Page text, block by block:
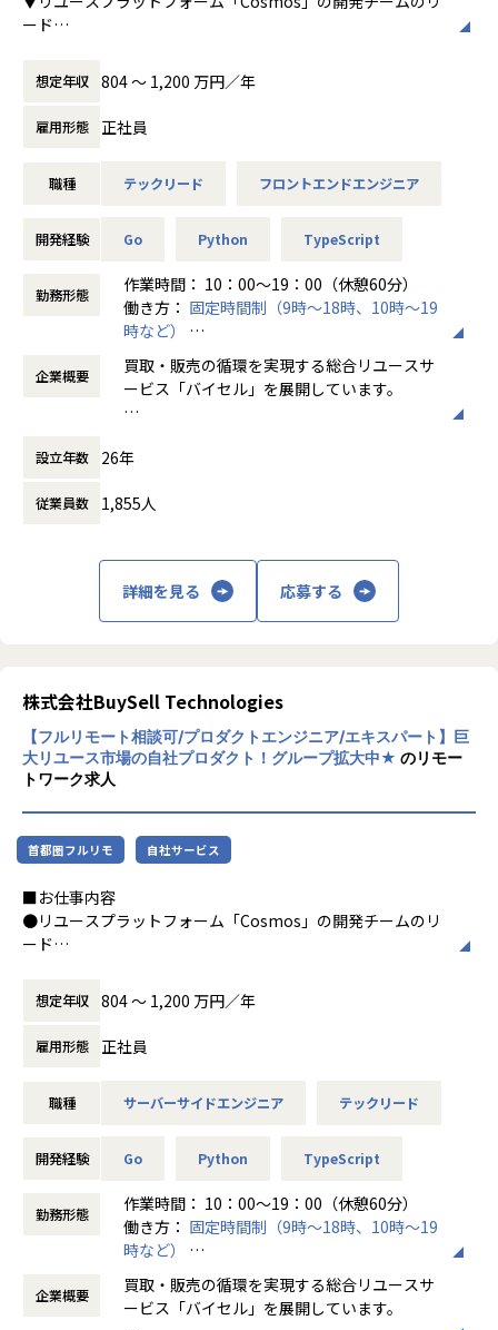
・ビジネスロジックが複雑なマッチングプロダクトの設計〜
デリバリーまでを一気通貫で経験できる
直接議論し、意思決定に関わる裁量の大きいチームで動ける
ーム主導で回していくカルチャーがある
ング全体の業務知識とシステム設計の引き出しが広がる
・フロントエンドに閉じず、API設計やバックエンドにも越
領域を限定せずに広くチャレンジすることが歓迎されるカル
チャーが浸透し、
「本人の意志・志向性に応じて、柔軟に役割を広げていく」
考え方がベースにあります。
ハコベルでは複数プロダクトを展開しており、プロダクトご
ご希望やポジション状況によって、他言語のプロダクト開発
・20代でエンジニアリングマネージャーにキャリアアップ
・新卒2年目でカスタマーサクセスに挑戦するメンバー
・エンジニアからPdMへキャリアチェンジ
年齢を問わずご活躍できるフィールドがあり、20-30代の若
手メンバーが活躍しています！
■配属組織
配属されるシステム開発部 マッチングシステムGは、10名の
・EM赤川
エンジニアチームだけでなく、PdM、セールス、CS、それぞ
れのチームと関わり、一緒に協力して取り組むことを大切に
しています。
■カルチャー
・スクラム開発を推進
・積極的なペアプロやモブプロ
・VPoEやEMとの1on1
会社の定める範囲
ード
にリユースにアクセスできる世界の構築」をビジョンとして
想い描いています。
事業理解と共に、プロダクトと関わるメンバーのサポートを
お任せいたします。
・Cosmosのサブプロダクトのフロントエンド開発
みや仕組みづくり
・フロントエンド領域でのアーキテクチャ設計構築や技術選
▼フロントエンド領域での横断的な取り組み
エンジニア組織は35名から90名まで増加しており、今後も拡
が顕在化し、組織全体としてエンジニアスキルのレベルアッ
プが求められています。
次世代のテックリードを創出すべく、チームメンバーと議論
・開発ガイドラインの策定
・オブザーバビリティ・モニタリングの強化
■募集背景
BuySell Technologiesでは、リユース業界の中でいち早く自
社内でのシステム内製化とAI導入を進めており、
全社のデジタル基盤として「Cosmos」という統合プラット
「Cosmos」は、出張査定・在庫・販売・CRMなど、数百名
規模の現場オペレーションを一気通貫で支えるシステムであ
り、
事業拡大・M&A・新サービス展開のたびにスピーディな拡張
と再設計が求められます。加えて、生成AIや自動化技術の進
展により、
査定精度の向上、社内問い合わせの自動応答、販売最適化な
す。
こうした変革を技術的に牽引するためには、ビジネス構造を
できるエンジニアが必要不可欠です。
ま最も求められています。
今回の募集は、BuySellがテクノロジー企業としての次の成
長段階に進むための重要なポジションになります。
「Cosmos」を通じて、リユース業界の標準を再定義する。
その挑戦を共に推進してくださる技術リーダーをお迎えした
いと考えています。
想定年収 804 〜 1,200 万円／年
雇用形態 正社員
職種 テックリード フロントエンドエンジニア
開発経験 Go Python TypeScript
勤務形態
作業時間： 10：00～19：00（休憩60分）
働き方： 固定時間制（9時～18時、10時～19
時など）
時間外労働の有無： 有（月平均10時間）
休憩時間： 60分
企業概要
買取・販売の循環を実現する総合リユースサ
ービス「バイセル」を展開しています。
の必要なものへと変えること。
ないたくさんの"かくれ資産"が、眠ったまま
これらを再流通させることで、"新たなものを
作っては捨てる社会"からの脱却を実現しま
す。
ひとつは、事業を着実に成長させ続ける優秀
な人材。
ひとつは、買取から販売までを最適につなぐ
テクノロジー。
2015年のリユース事業開始以後、今では日本
全国に拠点を構え、業界トップクラスの規模
へと成長しました。
人とテクノロジーの力を駆使してリユース業
設立年数 26年
従業員数 1,855人
詳細を見る 応募する
株式会社BuySell Technologies
【フルリモート相談可/プロダクトエンジニア/エキスパート】巨
大リユース市場の自社プロダクト！グループ拡大中★ のリモー
トワーク求人
首都圏フルリモ 自社サービス
■お仕事内容
●リユースプラットフォーム「Cosmos」の開発チームのリ
ード
にリユースにアクセスできる世界の構築」をビジョンとして
想い描いています。
事業理解と共に、プロダクトと関わるメンバーのサポートを
お任せいたします。
・EM・PdMと協力して、高品質なプロダクトを目指す取り組
・DX(Developer Experience)向上や技術的負債解消の計画
・バックエンド領域でのアーキテクチャ設計構築や技術選定
●バックエンド領域での横断的な取り組み
名まで増加しており、今後も拡大を予定しています。
一方でプロダクト品質や開発生産性を維持することへの課題
想定年収 804 〜 1,200 万円／年
雇用形態 正社員
職種 サーバーサイドエンジニア テックリード
開発経験 Go Python TypeScript
勤務形態
作業時間： 10：00～19：00（休憩60分）
働き方： 固定時間制（9時～18時、10時～19
時など）
時間外労働の有無： 有（月平均10時間）
休憩時間： 60分
企業概要
買取・販売の循環を実現する総合リユースサ
ービス「バイセル」を展開しています。